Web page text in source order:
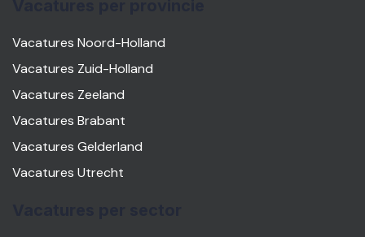
Vacatures Noord-Holland
Vacatures Zuid-Holland
Vacatures Zeeland
Vacatures Brabant
Vacatures Gelderland
Vacatures Utrecht